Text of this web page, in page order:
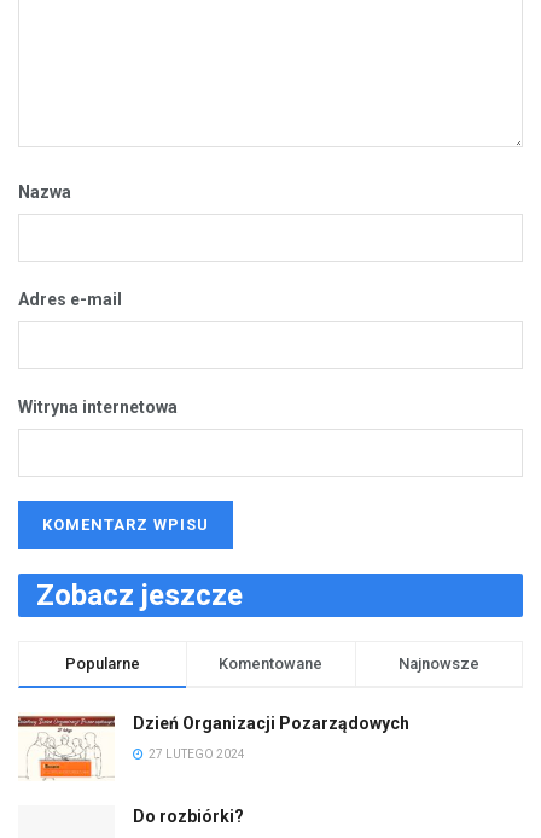
Nazwa
Adres e-mail
Witryna internetowa
Zobacz jeszcze
Popularne Komentowane Najnowsze
Dzień Organizacji Pozarządowych
27 LUTEGO 2024
Do rozbiórki?